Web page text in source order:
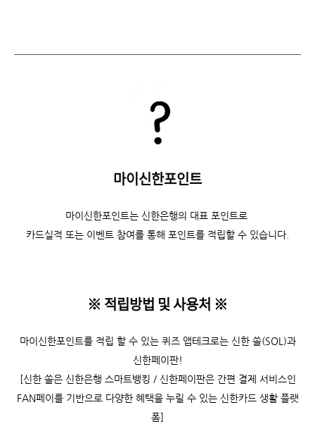
마이신한포인트
마이신한포인트는 신한은행의 대표 포인트로
카드실적 또는 이벤트 참여를 통해 포인트를 적립할 수 있습니다.
※ 적립방법 및 사용처 ※
마이신한포인트를 적립 할 수 있는 퀴즈 앱테크로는 신한 쏠(SOL)과
신한페이판!
[신한 쏠은 신한은행 스마트뱅킹 / 신한페이판은 간편 결제 서비스인
FAN페이를 기반으로 다양한 혜택을 누릴 수 있는 신한카드 생활 플랫
폼]